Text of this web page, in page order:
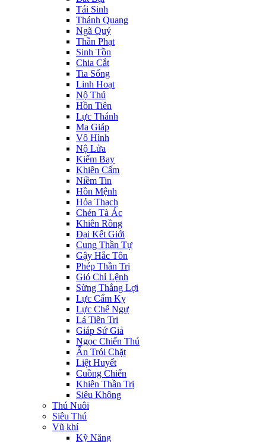
Tái Sinh
Thánh Quang
Ngã Quỷ
Thần Phạt
Sinh Tồn
Chia Cắt
Tia Sống
Linh Hoạt
Nộ Thú
Hồn Tiên
Lực Thánh
Ma Giáp
Vô Hình
Nộ Lửa
Kiếm Bay
Khiên Cấm
Niềm Tin
Hồn Mệnh
Hỏa Thạch
Chén Tà Ác
Khiên Rồng
Đại Kết Giới
Cung Thần Tự
Gậy Hắc Tôn
Phép Thần Trị
Gió Chỉ Lệnh
Sừng Thắng Lợi
Lực Cấm Kỵ
Lực Chế Ngự
Lá Tiên Tri
Giáp Sứ Giả
Ngọc Chiến Thú
Ấn Trói Chặt
Liệt Huyết
Cuồng Chiến
Khiên Thần Trị
Siêu Không
Thú Nuôi
Siêu Thú
Vũ khí
Kỹ Năng